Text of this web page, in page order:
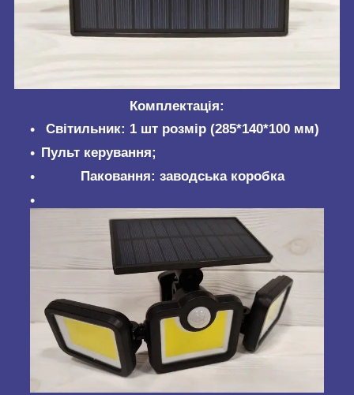
Комплектація:
Світильник: 1 шт розмір (285*140*100 мм)
Пульт керування;
Паковання: заводська коробка